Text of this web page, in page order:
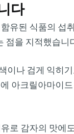
다
유된 식품의 섭
점을 지적했습니
이나 검게 익히
아크릴아마이
로 감자의 맛에